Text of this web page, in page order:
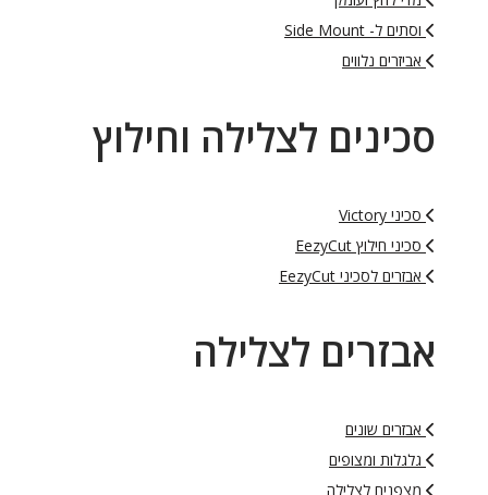
וסתים ל- Side Mount
אביזרים נלווים
סכינים לצלילה וחילוץ
סכיני Victory
סכיני חילוץ EezyCut
אבזרים לסכיני EezyCut
אבזרים לצלילה
אבזרים שונים
גלגלות ומצופים
מצפנים לצלילה